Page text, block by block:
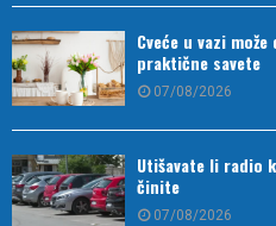
Cveće u vazi
praktične savete
07/08/2026
Utišavate li radio
činite
07/08/2026